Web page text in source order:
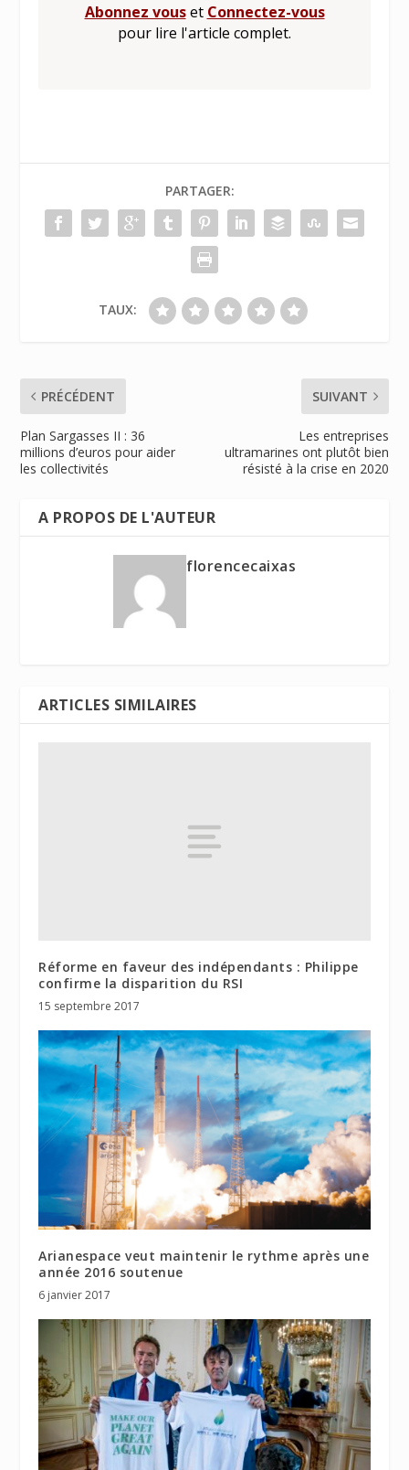
Abonnez vouset Connectez-vous
pour lire l'article complet.
PARTAGER:
TAUX:
PRÉCÉDENT
Plan Sargasses II : 36
millions d’euros pour aider
les collectivités
SUIVANT
Les entreprises
ultramarines ont plutôt bien
résisté à la crise en 2020
A PROPOS DE L'AUTEUR
florencecaixas
ARTICLES SIMILAIRES
Réforme en faveur des indépendants : Philippe
confirme la disparition du RSI
15 septembre 2017
Arianespace veut maintenir le rythme après une
année 2016 soutenue
6 janvier 2017